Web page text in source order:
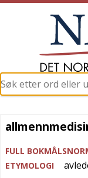
FULL
ETYMOLOGI